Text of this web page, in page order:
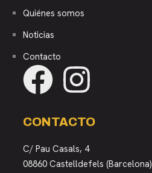
Quiénes somos
Noticias
Contacto
CONTACTO
C/ Pau Casals, 4
08860 Castelldefels (Barcelona)